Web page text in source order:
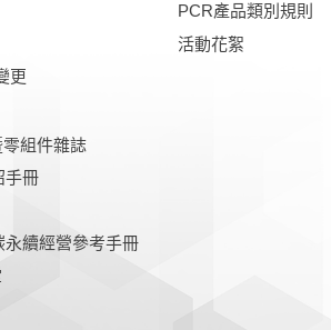
更
PCR產品類別規則
活動花絮
組件雜誌
手冊
永續經營參考手冊